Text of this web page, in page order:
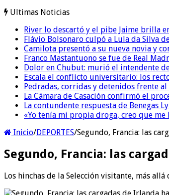
Ultimas Noticias
River lo descartó y el pibe Jaime brilla
Flávio Bolsonaro culpó a Lula da Silva
Camilota presentó a su nueva novia y
Franco Mastantuono se fue de Real
Dolor en Chubut: murió el intendente
Escala el conflicto universitario: los
Pedradas, corridas y detenidos frente
La Cámara de Casación confirmó el
La contundente respuesta de Benegas
«Yo tenía mi propia droga, creo que
Inicio/DEPORTES/Segundo, Francia: las
Segundo, Francia: las
Los hinchas de la Selección visitante, más